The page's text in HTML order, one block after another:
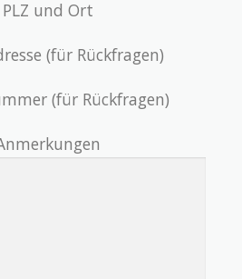
PLZ und Ort
(für Rückfragen)
(für Rückfragen)